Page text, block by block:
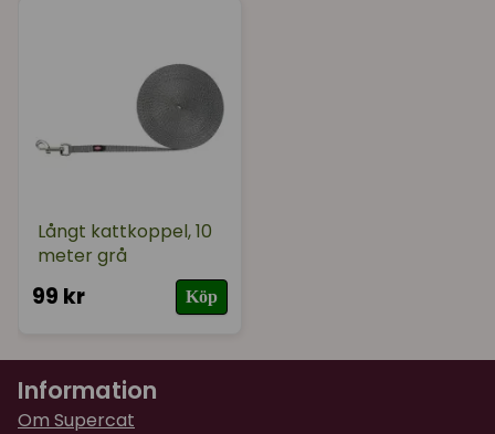
Långt kattkoppel, 10
meter grå
99 kr Köp
Information
Om Supercat